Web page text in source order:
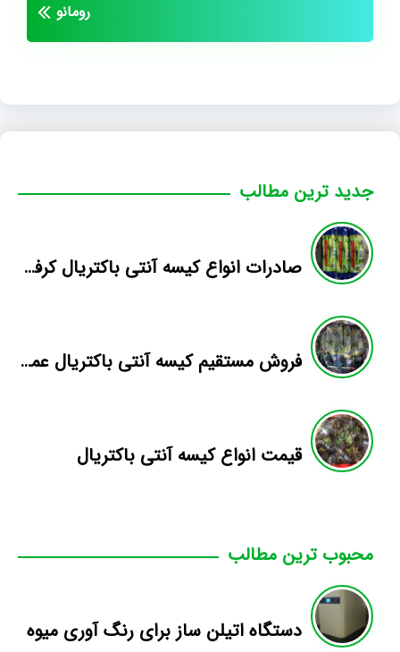
رومانو
جدید ترین مطالب
صادرات انواع کیسه آنتی باکتریال کرفس
فروش مستقیم کیسه آنتی باکتریال عمده
قیمت انواع کیسه آنتی باکتریال
محبوب ترین مطالب
دستگاه اتیلن ساز برای رنگ آوری میوه